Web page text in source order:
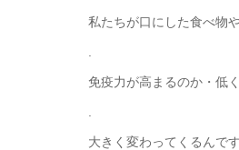
私たちが口にした食べ物
免疫力が高まるのか・低
大きく変わってくるんです